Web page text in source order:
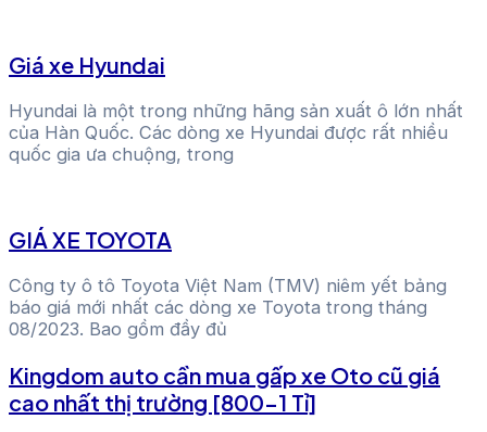
Giá xe Hyundai
Hyundai là một trong những hãng sản xuất ô lớn nhất
của Hàn Quốc. Các dòng xe Hyundai được rất nhiều
quốc gia ưa chuộng, trong
GIÁ XE TOYOTA
Công ty ô tô Toyota Việt Nam (TMV) niêm yết bảng
báo giá mới nhất các dòng xe Toyota trong tháng
08/2023. Bao gồm đầy đủ
Kingdom auto cần mua gấp xe Oto cũ giá
cao nhất thị trường [800-1 Tỉ]